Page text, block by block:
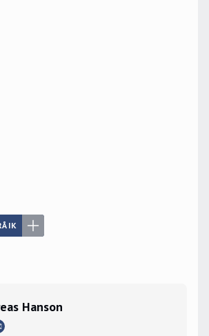
IK
Hanson